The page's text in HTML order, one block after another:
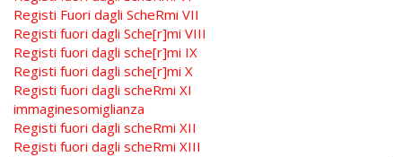
Registi Fuori dagli ScheRmi VII
Registi fuori dagli Sche[r]mi VIII
Registi fuori dagli sche[r]mi IX
Registi fuori dagli sche[r]mi X
Registi fuori dagli scheRmi XI
immaginesomiglianza
Registi fuori dagli scheRmi XII
Registi fuori dagli scheRmi XIII